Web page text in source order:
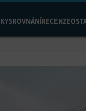
SROVNÁNÍRECENZE